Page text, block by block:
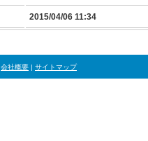
2015/04/06 11:34
会社概要 | サイトマップ